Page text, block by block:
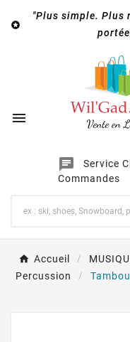

"Plus simple. Plus

chat
Service
Commandes
Accueil
Percussion